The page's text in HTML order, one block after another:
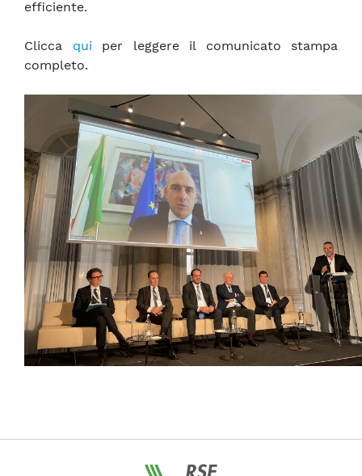
efficiente.
Clicca qui per leggere il comunicato stampa
completo.